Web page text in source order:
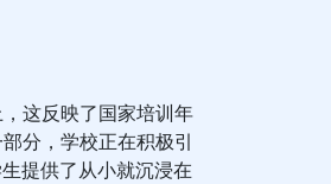
这反映了国家培训年
分，学校正在积极引
提供了从小就沉浸在